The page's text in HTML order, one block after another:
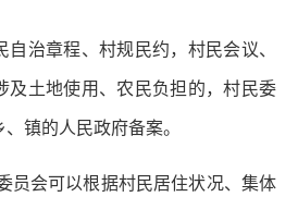
治章程、村规民约，村民会议、
及土地使用、农民负担的，村民委
镇的人民政府备案。
员会可以根据村民居住状况、集体